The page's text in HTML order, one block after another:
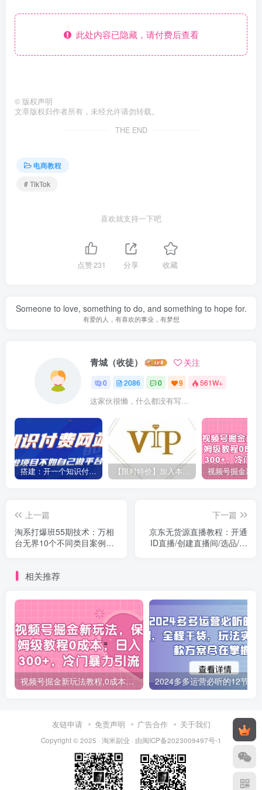
此处内容已隐藏，请付费后查看
© 版权声明
文章版权归作者所有，未经允许请勿转载。
THE END
电商教程
# TikTok
喜欢就支持一下吧
点赞231 分享 收藏
Someone to love, something to do, and something to hope for.
有爱的人，有喜欢的事业，有梦想
青城（收徒） 关注
0 2086 0 9 561W+
这家伙很懒，什么都没有写...
搭建：开一个知识付费资源网站，24小时全自动赚钱！ 【限时特价】加入本站VIP会员，海量最新各大团队网赚内部教程全免费，每天持续更新！
上一篇
淘系打爆班55期技术：万相
台无界10个不同类目案例的
下一篇
京东无货源直播教程：开通
ID直播/创建直播间/选品/流
相关推荐
视频号掘金新玩法教程,0成本，日入300+，冷门暴力引流
友链申请 免责声明 广告合作 关于我们
Copyright © 2025 · 淘米副业 · 由闽ICP备2023009497号-1